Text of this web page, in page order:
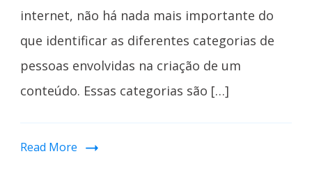
internet, não há nada mais importante do
que identificar as diferentes categorias de
pessoas envolvidas na criação de um
conteúdo. Essas categorias são […]
Read More